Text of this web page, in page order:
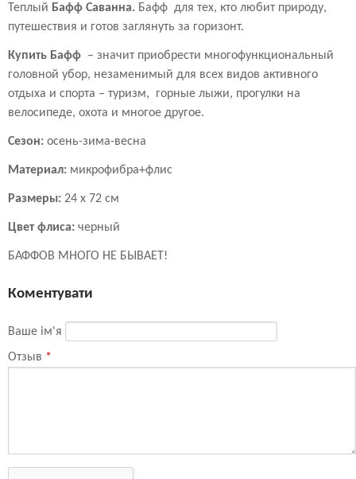
Теплый Бафф Саванна. Бафф для тех, кто любит природу,
путешествия и готов заглянуть за горизонт.
Купить Бафф – значит приобрести многофункциональный
головной убор, незаменимый для всех видов активного
отдыха и спорта – туризм, горные лыжи, прогулки на
велосипеде, охота и многое другое.
Сезон: осень-зима-весна
Материал: микрофибра+флис
Размеры: 24 х 72 см
Цвет флиса: черный
БАФФОВ МНОГО НЕ БЫВАЕТ!
Коментувати
Ваше ім'я
Отзыв *